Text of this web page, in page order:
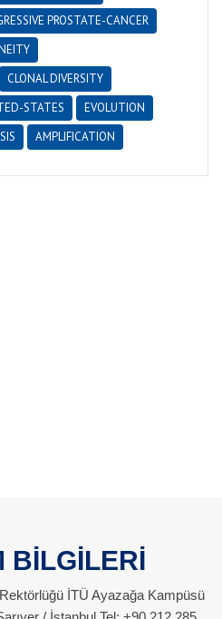
PROSTATE-CANCER
CLONAL DIVERSITY
STATES
EVOLUTION
AMPLIFICATION
BİLGİLERİ
İTÜ Ayazağa Kampüsü